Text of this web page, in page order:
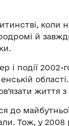
коли
й
події 2002-
життя з
до
Тож, у 2008